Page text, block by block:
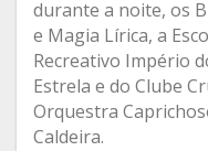
durante a noite, os
e Magia Lírica, a
Recreativo Império
Estrela e do Clube
Orquestra
Caldeira.